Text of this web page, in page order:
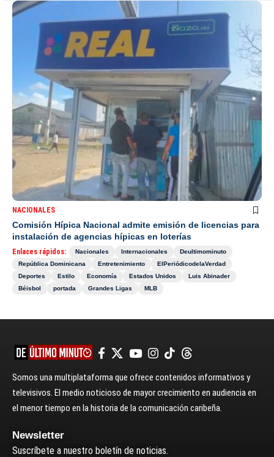
NACIONALES
Comisión Hípica Nacional admite emisión de licencias para
instalación de agencias hípicas en loterías
Enlaces rápidos: Nacionales Internacionales
Deultimominuto
República Dominicana
Entretenimiento
ElPeriódicodelaVerdad
Deportes
Estilo Economía Estados Unidos
Luis Abinader
Béisbol
portada Grandes Ligas MLB
Somos una multiplataforma que ofrece contenidos informativos y
televisivos. El medio noticioso de mayor crecimiento en audiencia en
el menor tiempo en la historia de la comunicación caribeña.
Newsletter
Suscríbete a nuestro boletín de noticias.